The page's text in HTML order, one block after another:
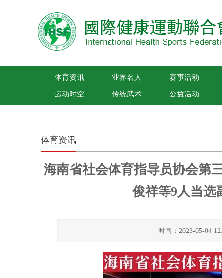
体育资讯 业界名人 赛事活动
运动时空 传统武术 公益活动
体育资讯
海南省社会体育指导员协会第
俊祥等9人当选
时间：2023-05-04